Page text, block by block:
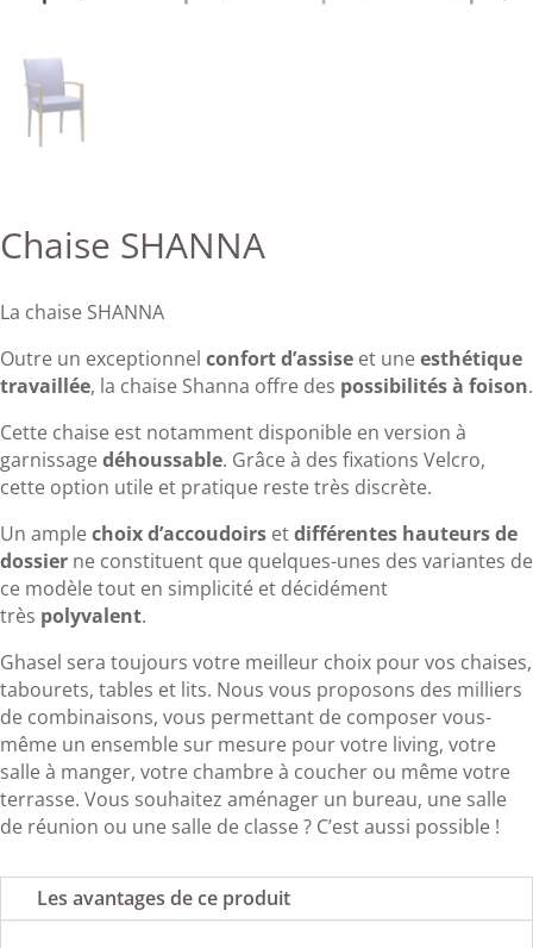
Chaise SHANNA
La chaise SHANNA
Outre un exceptionnel confort d’assise et uneesthétique
travaillée, la chaise Shanna offre des possibilités à foison.
Cette chaise est notamment disponible en version à
garnissagedéhoussable. Grâce à des fixations Velcro,
cette option utile et pratique reste très discrète.
Un amplechoix d’accoudoirs etdifférentes hauteurs de
dossier ne constituent que quelques-unes des variantes de
ce modèle tout en simplicité et décidément
très polyvalent.
Ghasel sera toujours votre meilleur choix pour vos chaises,
tabourets, tables et lits. Nous vous proposons des milliers
de combinaisons, vous permettant de composer vous-
même un ensemble sur mesure pour votre living, votre
salle à manger, votre chambre à coucher ou même votre
terrasse. Vous souhaitez aménager un bureau, une salle
de réunion ou une salle de classe ? C’est aussi possible !
Les avantages de ce produit